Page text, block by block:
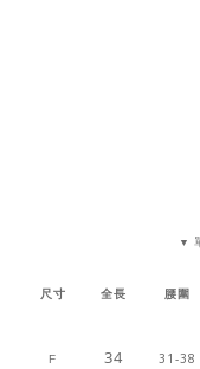
▼
尺寸 全長 腰圍
F 34 31-38